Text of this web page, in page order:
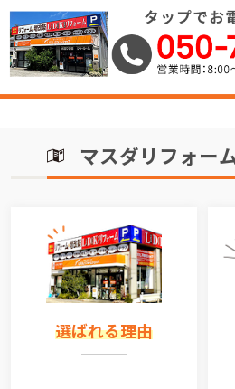
マスダリフォー
選ばれる理由